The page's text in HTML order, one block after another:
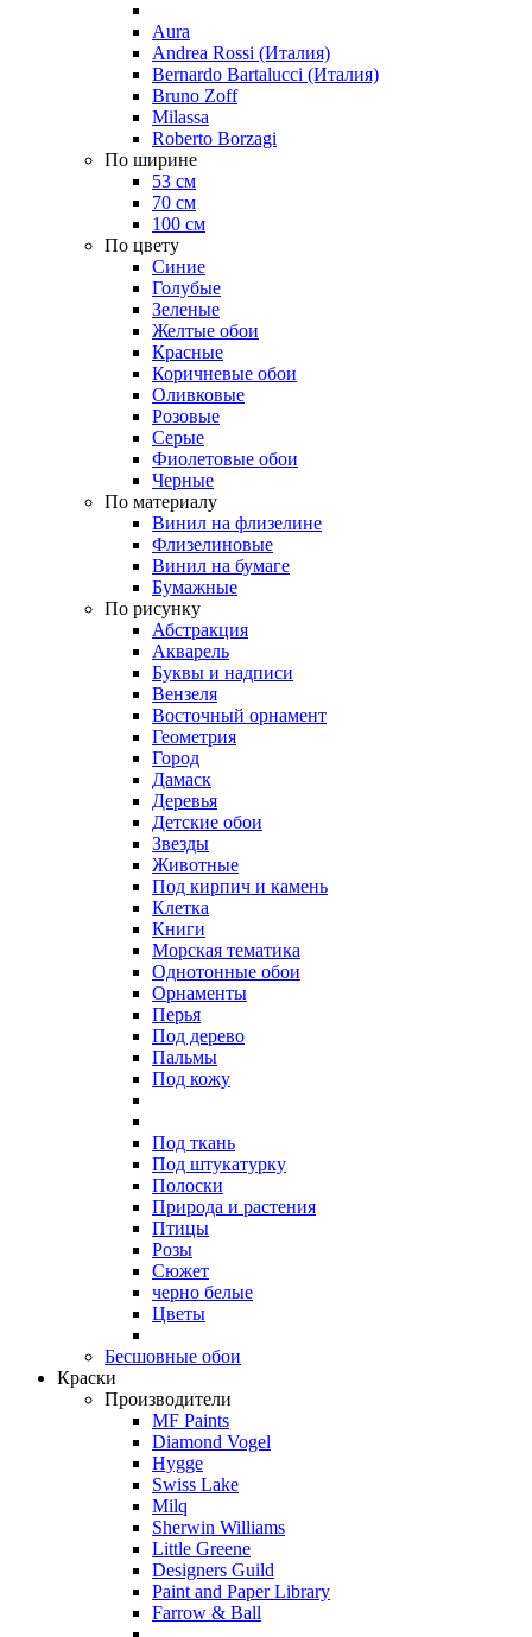
Aura
Andrea Rossi (Италия)
Bernardo Bartalucci (Италия)
Bruno Zoff
Milassa
Roberto Borzagi
По ширине
53 см
70 см
100 см
По цвету
Синие
Голубые
Зеленые
Желтые обои
Красные
Коричневые обои
Оливковые
Розовые
Серые
Фиолетовые обои
Черные
По материалу
Винил на флизелине
Флизелиновые
Винил на бумаге
Бумажные
По рисунку
Абстракция
Акварель
Буквы и надписи
Вензеля
Восточный орнамент
Геометрия
Город
Дамаск
Деревья
Детские обои
Звезды
Животные
Под кирпич и камень
Клетка
Книги
Морская тематика
Однотонные обои
Орнаменты
Перья
Под дерево
Пальмы
Под кожу
Под ткань
Под штукатурку
Полоски
Природа и растения
Птицы
Розы
Сюжет
черно белые
Цветы
Бесшовные обои
Краски
Производители
MF Paints
Diamond Vogel
Hygge
Swiss Lake
Milq
Sherwin Williams
Little Greene
Designers Guild
Paint and Paper Library
Farrow & Ball